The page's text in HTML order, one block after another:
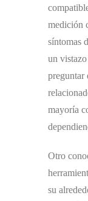
medición
síntomas
un
preguntar
mayoría
Otro
su